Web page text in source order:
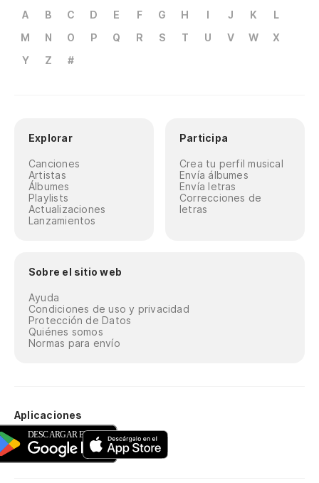
A B C D E F G H I J K
L
M
N O P Q R S T U V W
X
Y
Z #
Explorar
Canciones
Artistas
Álbumes
Playlists
Actualizaciones
Lanzamientos
Participa
Crea tu perfil musical
Envía álbumes
Envía letras
Correcciones de
letras
Sobre el sitio web
Ayuda
Condiciones de uso y privacidad
Protección de Datos
Quiénes somos
Normas para envío
Aplicaciones